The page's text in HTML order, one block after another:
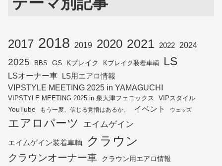
2017 2018 2019 2020 2021 2022 2024
2025 BBS GS Kブレイク Kブレイク装着車輌 LS
LSオーナー車 LS用エアロ情報
VIPSTYLE MEETING 2025 in YAMAGUCHI
VIPSTYLE MEETING 2025 in 泉大津フェニックス VIPスタイル
YouTube もう一度、信じる覚悟はあるか。 イベント ウェッズ
エアロパーツ エイムゲイン
エイムゲイン装着車輌 クラウン
クラウンオーナー車 クラウン用エアロ情報